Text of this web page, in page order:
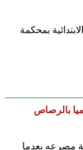
بمحكمة
بالرصاص
مصرعه بعدما